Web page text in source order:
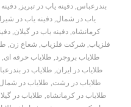
بندرعباس,دفینه یاب در تبریز ,
یاب در شمال,دفینه یاب در
کرمانشاه,دفینه یاب در گیلان,
فلزیاب, شرکت فلزیاب, شعاع زن,
طلایاب بروجرد, طلایاب حرفه ای,
طلایاب در ایران, طلایاب در
طلایاب در رشت, طلایاب در شمال
طلایاب در کرمانشاه, طلایاب در